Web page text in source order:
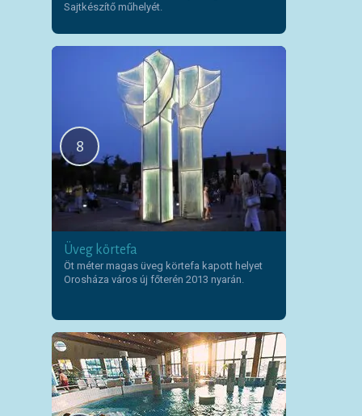
Sajtkészítő műhelyét.
8
Üveg körtefa
Öt méter magas üveg körtefa kapott helyet
Orosháza város új főterén 2013 nyarán.